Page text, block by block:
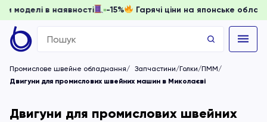
моделі в наявності -15% Гарячі ціни на японське
Search
for:
Промислове швейне обладнання
Запчастини/Голки/ПММ
Двигуни для промислових швейних машин в Миколаєві
Двигуни для промислових швейних